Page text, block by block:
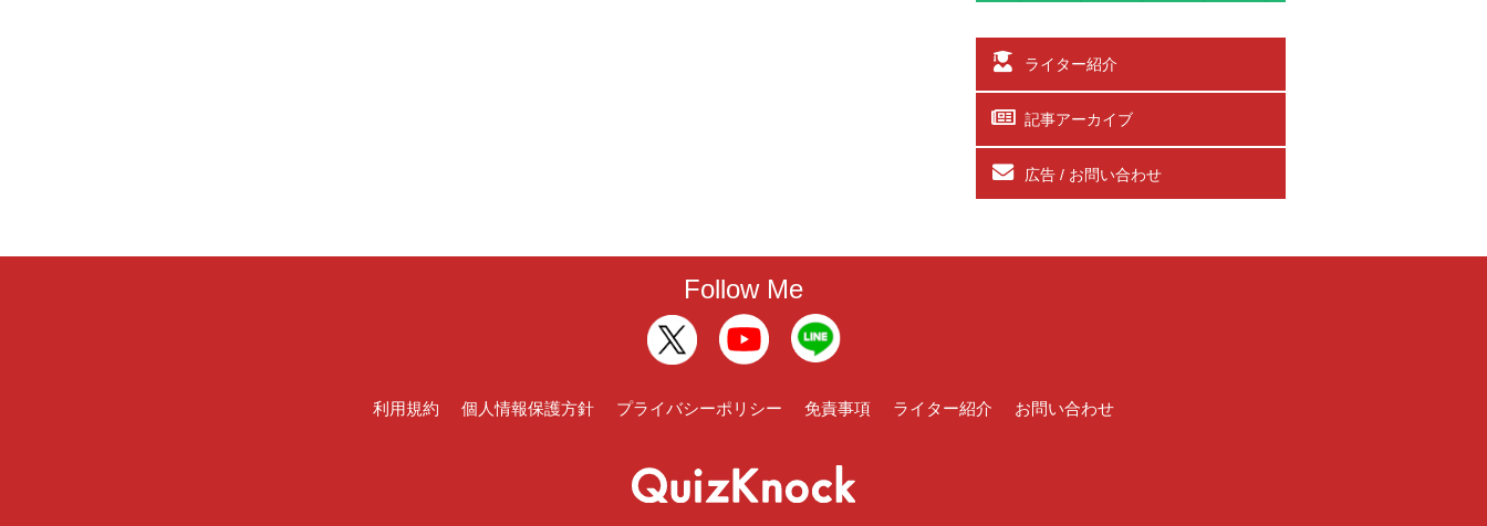
ライター紹介
記事アーカイブ
広告 / お問い合わせ
Follow Me
利用規約 個人情報保護方針 プライバシーポリシー 免責事項 ライター紹介 お問い合わせ